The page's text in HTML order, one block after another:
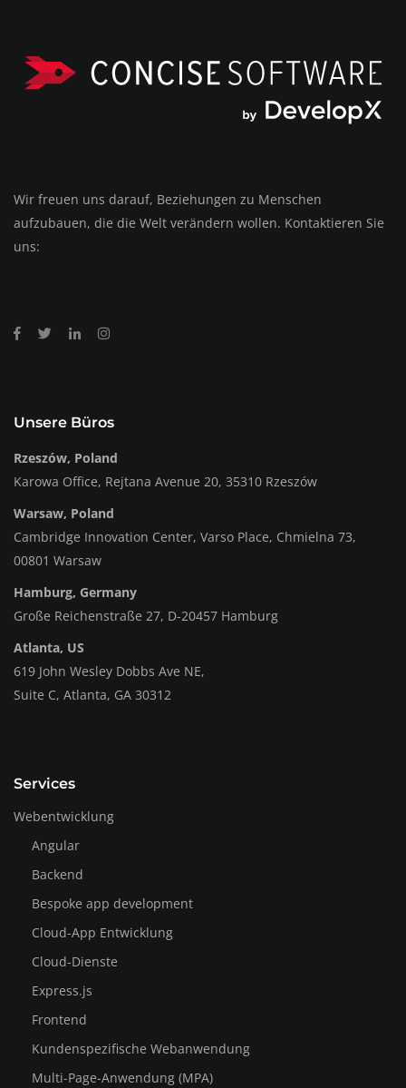
Wir freuen uns darauf, Beziehungen zu Menschen
aufzubauen, die die Welt verändern wollen. Kontaktieren Sie
uns:
Unsere Büros
Rzeszów, Poland
Karowa Office, Rejtana Avenue 20, 35310 Rzeszów
Warsaw, Poland
Cambridge Innovation Center, Varso Place, Chmielna 73,
00801 Warsaw
Hamburg, Germany
Große Reichenstraße 27, D-20457 Hamburg
Atlanta, US
619 John Wesley Dobbs Ave NE,
Suite C, Atlanta, GA 30312
Services
Webentwicklung
Angular
Backend
Bespoke app development
Cloud-App Entwicklung
Cloud-Dienste
Express.js
Frontend
Kundenspezifische Webanwendung
Multi-Page-Anwendung (MPA)